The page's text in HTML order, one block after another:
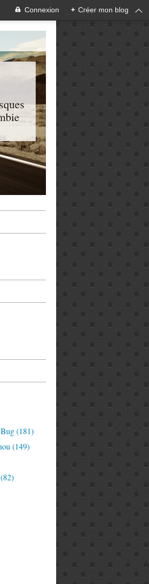
Connexion + Créer mon blog
(181)
(149)
(82)